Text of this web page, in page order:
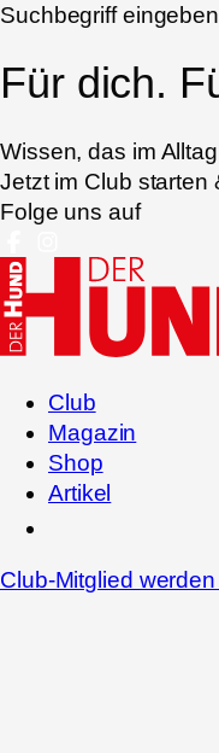
Suchbegriff eingeben
Für dich.
Wissen, das im
Jetzt im Club starten
Folge uns auf
Club
Magazin
Shop
Artikel
Club-Mitglied werden